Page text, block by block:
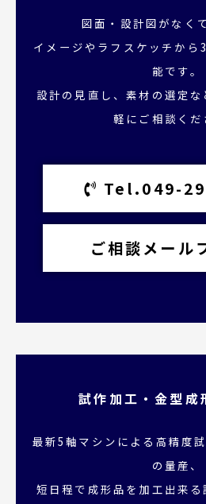
図面・設計図がなく
イメージやラフスケッチから
能です。
設計の見直し、素材の選定
軽にご相談くだ
Tel.049-
ご相談メール
試作加工・金型成
最新5軸マシンによる高精度
の量産、
短日程で成形品を加工出来